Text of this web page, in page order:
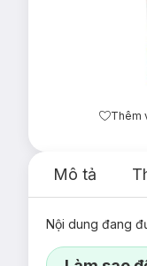
Thêm
Mô tả
Nội dung đang